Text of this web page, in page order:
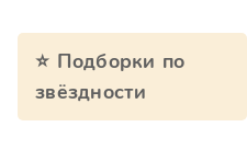
⭐ Подборки по
звёздности